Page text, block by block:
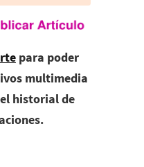
para poder
multimedia
historial de